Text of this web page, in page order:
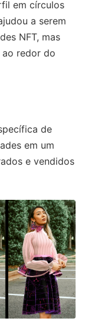
em círculos
a serem
NFT, mas
redor do
de
em um
e vendidos